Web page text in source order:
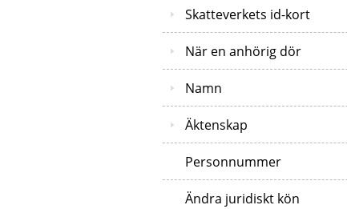
Skatteverkets id-kort
När en anhörig dör
Namn
Äktenskap
Personnummer
Ändra juridiskt kön